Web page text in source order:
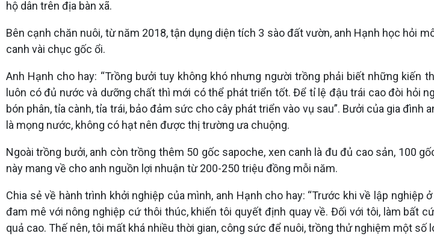
hộ dân trên địa bàn xã.
Bên cạnh chăn nuôi, từ năm 2018, tận dụng diện tích 3 sào đất vườn, anh Hạnh học hỏi
canh vài chục gốc ổi.
Anh Hạnh cho hay: “Trồng bưởi tuy không khó nhưng người trồng phải biết những
luôn có đủ nước và dưỡng chất thì mới có thể phát triển tốt. Để tỉ lệ đậu trái cao đòi hỏi
bón phân, tỉa cành, tỉa trái, bảo đảm sức cho cây phát triển vào vụ sau”. Bưởi của gia
là mọng nước, không có hạt nên được thị trường ưa chuộng.
Ngoài trồng bưởi, anh còn trồng thêm 50 gốc sapoche, xen canh là đu đủ cao sản, 100
này mang về cho anh nguồn lợi nhuận từ 200-250 triệu đồng mỗi năm.
Chia sẻ về hành trình khởi nghiệp của mình, anh Hạnh cho hay: “Trước khi về lập
đam mê với nông nghiệp cứ thôi thúc, khiến tôi quyết định quay về. Đối với tôi, làm bất
quả cao. Thế nên, tôi mất khá nhiều thời gian, công sức để nuôi, trồng thử nghiệm một số